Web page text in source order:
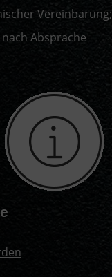
Vereinbarung;
Absprache